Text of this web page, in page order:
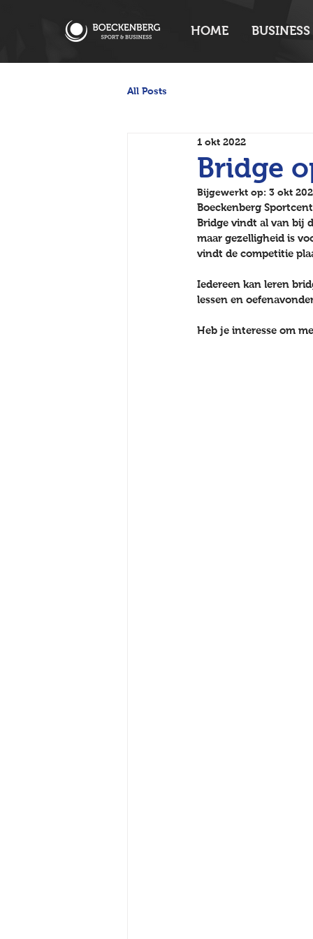
HOME BUSINESS
All Posts
Bridge
1 okt 2022
Bijgewerkt op: 3 okt
Boeckenberg
Bridge vindt al van bij
maar gezelligheid is
vindt de competitie
Iedereen kan leren
lessen en
Heb je interesse om